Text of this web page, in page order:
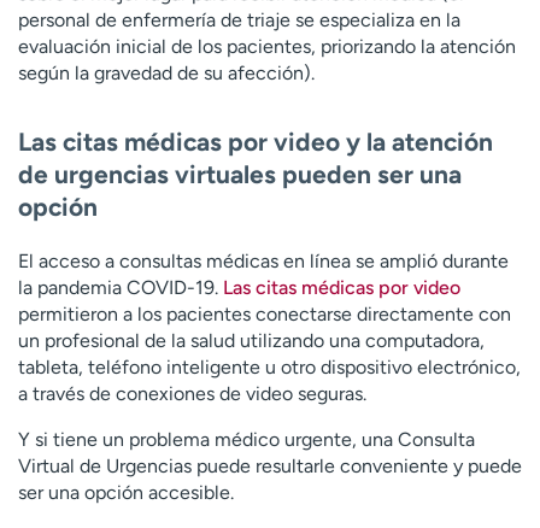
personal de enfermería de triaje se especializa en la
evaluación inicial de los pacientes, priorizando la atención
según la gravedad de su afección).
Las citas médicas por video y la atención
de urgencias virtuales pueden ser una
opción
El acceso a consultas médicas en línea se amplió durante
la pandemia COVID-19. Las citas médicas por video
permitieron a los pacientes conectarse directamente con
un profesional de la salud utilizando una computadora,
tableta, teléfono inteligente u otro dispositivo electrónico,
a través de conexiones de video seguras.
Y si tiene un problema médico urgente, una Consulta
Virtual de Urgencias puede resultarle conveniente y puede
ser una opción accesible.